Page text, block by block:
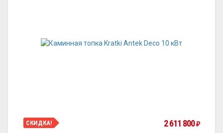
СКИДКА! 2 611 800 ₽